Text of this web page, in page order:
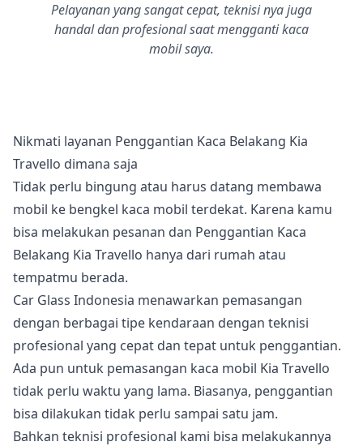
Pelayanan yang sangat cepat, teknisi nya juga
handal dan profesional saat mengganti kaca
mobil saya.
Nikmati layanan Penggantian Kaca Belakang Kia
Travello dimana saja
Tidak perlu bingung atau harus datang membawa
mobil ke bengkel kaca mobil terdekat. Karena kamu
bisa melakukan pesanan dan Penggantian Kaca
Belakang Kia Travello hanya dari rumah atau
tempatmu berada.
Car Glass Indonesia menawarkan pemasangan
dengan berbagai tipe kendaraan dengan teknisi
profesional yang cepat dan tepat untuk penggantian.
Ada pun untuk pemasangan kaca mobil Kia Travello
tidak perlu waktu yang lama. Biasanya, penggantian
bisa dilakukan tidak perlu sampai satu jam.
Bahkan teknisi profesional kami bisa melakukannya